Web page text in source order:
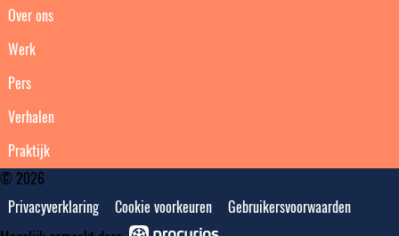
Over ons
Werk
Pers
Verhalen
Praktijk
© 2026
Privacyverklaring
Cookie voorkeuren
Gebruikersvoorwaarden